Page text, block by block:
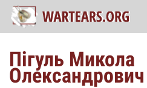
Пігуль Микола
Олександрович